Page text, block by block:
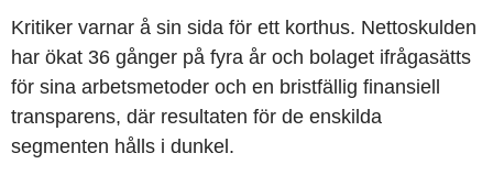
Kritiker varnar å sin sida för ett korthus. Nettoskulden
har ökat 36 gånger på fyra år och bolaget ifrågasätts
för sina arbetsmetoder och en bristfällig finansiell
transparens, där resultaten för de enskilda
segmenten hålls i dunkel.